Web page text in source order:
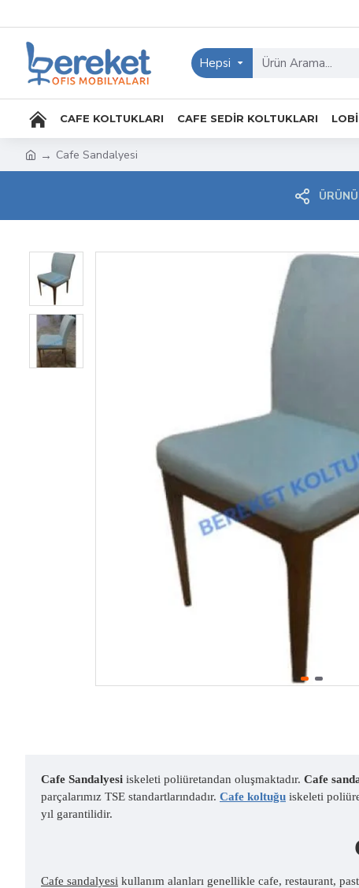
Hepsi
CAFE KOLTUKLARI CAFE SEDIR KOLTUKLARI
Cafe Sandalyesi
Cafe Sandalyesi iskeleti poliüretandan oluşmaktadır. Cafe
parçalarımız TSE standartlarındadır. Cafe koltuğu iskeleti
yıl garantilidir.
Cafe sandalyesi kullanım alanları genellikle cafe, restaurant,